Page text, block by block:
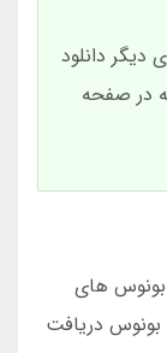
دیگر دانلود
در صفحه
بونوس های
تومان بونوس دریافت